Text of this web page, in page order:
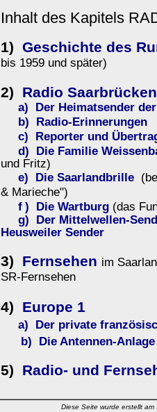
Inhalt des Kapitels
1) Geschichte des
bis 1959 und später)
2) Radio Saarbrücken
a) Der Heimatsender der
b) Radio-Erinnerungen
c) Reporter und
d) Die Familie
und Fritz)
e) Die Saarlandbrille
& Marieche")
f ) Die Wartburg (das
g) Der Mittelwellen-
Heusweiler Sender
3) Fernsehen im
SR-Fernsehen
4) Europe 1
a) Der private
b) Die Antennen-Anlage
5) Radio- und
Diese Seite wurde erstellt